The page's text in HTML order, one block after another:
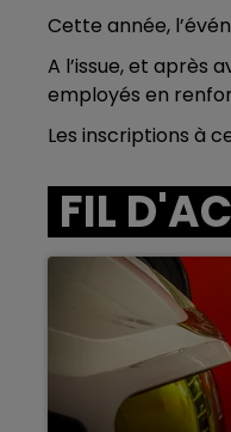
Cette année,
A l’issue, et après
employés en
Les inscriptions à
FIL